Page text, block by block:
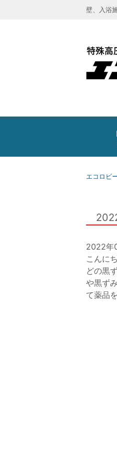
壁、入浴
エコロビ
2022年
こんに
どの黒
や黒ず
て薬品